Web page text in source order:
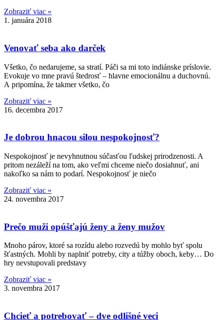
Zobraziť viac »
1. januára 2018
Venovať seba ako darček
Všetko, čo nedarujeme, sa stratí. Páči sa mi toto indiánske príslovie.
Evokuje vo mne pravú štedrosť – hlavne emocionálnu a duchovnú.
A pripomína, že takmer všetko, čo
Zobraziť viac »
16. decembra 2017
Je dobrou hnacou silou nespokojnosť?
Nespokojnosť je nevyhnutnou súčasťou ľudskej prirodzenosti. A
pritom nezáleží na tom, ako veľmi chceme niečo dosiahnuť, ani
nakoľko sa nám to podarí. Nespokojnosť je niečo
Zobraziť viac »
24. novembra 2017
Prečo muži opúšťajú ženy a ženy mužov
Mnoho párov, ktoré sa rozídu alebo rozvedú by mohlo byť spolu
šťastných. Mohli by naplniť potreby, city a túžby oboch, keby… Do
hry nevstupovali predstavy
Zobraziť viac »
3. novembra 2017
Chcieť a potrebovať – dve odlišné veci